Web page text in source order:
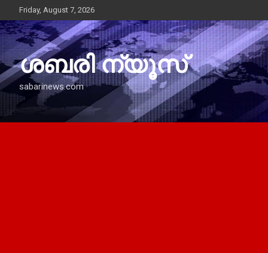
to
content
Friday, August 7, 2026
ശബരി ന്യൂസ്
sabarinews.com